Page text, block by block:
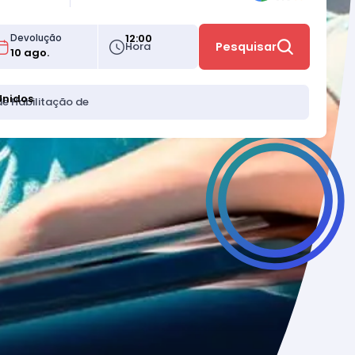
Devolução
Hora
12:00
Pesquisar
Habilitação de